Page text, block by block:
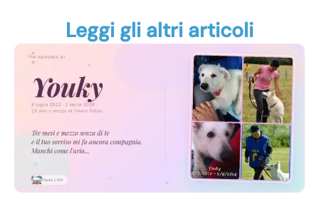
Leggi gli altri articoli